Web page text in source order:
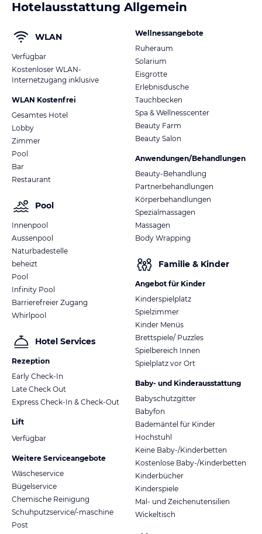
Hotelausstattung Allgemein
WLAN
Verfügbar
Kostenloser WLAN-
Internetzugang inklusive
WLAN Kostenfrei
Gesamtes Hotel
Lobby
Zimmer
Pool
Bar
Restaurant
Pool
Innenpool
Aussenpool
Naturbadestelle
beheizt
Pool
Infinity Pool
Barrierefreier Zugang
Whirlpool
Hotel Services
Rezeption
Early Check-In
Late Check Out
Express Check-In & Check-Out
Lift
Verfügbar
Weitere Serviceangebote
Wäscheservice
Bügelservice
Chemische Reinigung
Schuhputzservice/-maschine
Post
Wellnessangebote
Ruheraum
Solarium
Eisgrotte
Erlebnisdusche
Tauchbecken
Spa & Wellnesscenter
Beauty Farm
Beauty Salon
Anwendungen/Behandlungen
Beauty-Behandlung
Partnerbehandlungen
Körperbehandlungen
Spezialmassagen
Massagen
Body Wrapping
Familie & Kinder
Angebot für Kinder
Kinderspielplatz
Spielzimmer
Kinder Menüs
Brettspiele/ Puzzles
Spielbereich Innen
Spielplatz vor Ort
Baby- und Kinderausstattung
Babyschutzgitter
Babyfon
Bademäntel für Kinder
Hochstuhl
Keine Baby-/Kinderbetten
Kostenlose Baby-/Kinderbetten
Kinderbücher
Kinderspiele
Mal- und Zeichenutensilien
Wickeltisch